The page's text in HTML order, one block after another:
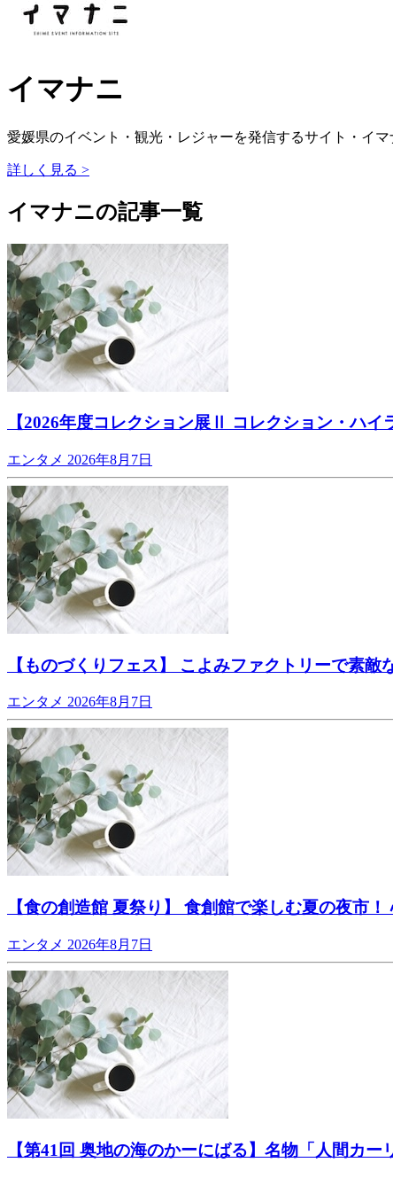
イマナニ
愛媛県のイベント・観光・レジャーを発信するサイト・イ
詳しく見る >
イマナニの記事一覧
【2026年度コレクション展Ⅱ コレクション・ハ
エンタメ 2026年8月7日
【ものづくりフェス】 こよみファクトリーで素
エンタメ 2026年8月7日
【食の創造館 夏祭り】 食創館で楽しむ夏の夜市！
エンタメ 2026年8月7日
【第41回 奥地の海のかーにばる】名物「人間カ